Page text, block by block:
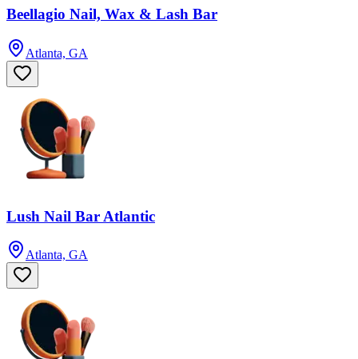
Beellagio Nail, Wax & Lash Bar
Atlanta, GA
Lush Nail Bar Atlantic
Atlanta, GA